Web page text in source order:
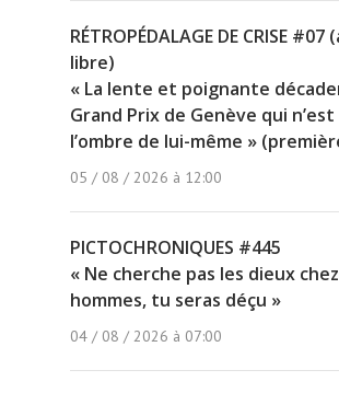
RÉTROPÉDALAGE DE CRISE #07
libre)
« La lente et poignante
Grand Prix de Genève qui
l’ombre de lui-même »
05 / 08 / 2026 à 12:00
PICTOCHRONIQUES #445
« Ne cherche pas les dieux
hommes, tu seras déçu »
04 / 08 / 2026 à 07:00